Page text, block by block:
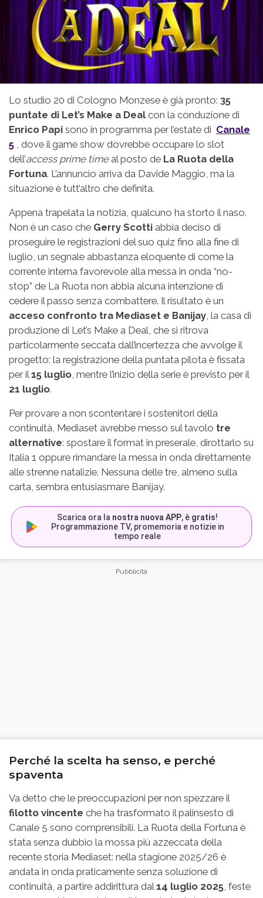
Lo studio 20 di Cologno Monzese è già pronto: 35
puntate di Let’s Make a Dealcon la conduzione di
Enrico Papi sono in programma per l’estate di Canale
5 , dove il game show dovrebbe occupare lo slot
dell’access prime timeal posto de La Ruota della
Fortuna. L’annuncio arriva da Davide Maggio, ma la
situazione è tutt’altro che definita.
Appena trapelata la notizia, qualcuno ha storto il naso.
Non è un caso che Gerry Scotti abbia deciso di
proseguire le registrazioni del suo quiz fino alla fine di
luglio, un segnale abbastanza eloquente di come la
corrente interna favorevole alla messa in onda “no-
stop” de La Ruota non abbia alcuna intenzione di
cedere il passo senza combattere. Il risultato è un
acceso confronto tra Mediaset e Banijay, la casa di
produzione di Let’s Make a Deal, che si ritrova
particolarmente seccata dall’incertezza che avvolge il
progetto: la registrazione della puntata pilota è fissata
per il15 luglio, mentre l’inizio della serie è previsto per il
21 luglio.
Per provare a non scontentare i sostenitori della
continuità, Mediaset avrebbe messo sul tavolo tre
alternative: spostare il format in preserale, dirottarlo su
Italia 1 oppure rimandare la messa in onda direttamente
alle strenne natalizie. Nessuna delle tre, almeno sulla
carta, sembra entusiasmare Banijay.
Scarica ora la nostra nuova APP, è gratis!
Programmazione TV, promemoria e notizie in
tempo reale
Perché la scelta ha senso, e perché
spaventa
Va detto che le preoccupazioni per non spezzare il
filotto vincente che ha trasformato il palinsesto di
Canale 5 sono comprensibili. La Ruota della Fortuna è
stata senza dubbio la mossa più azzeccata della
recente storia Mediaset: nella stagione 2025/26 è
andata in onda praticamente senza soluzione di
continuità, a partire addirittura dal14 luglio 2025, feste